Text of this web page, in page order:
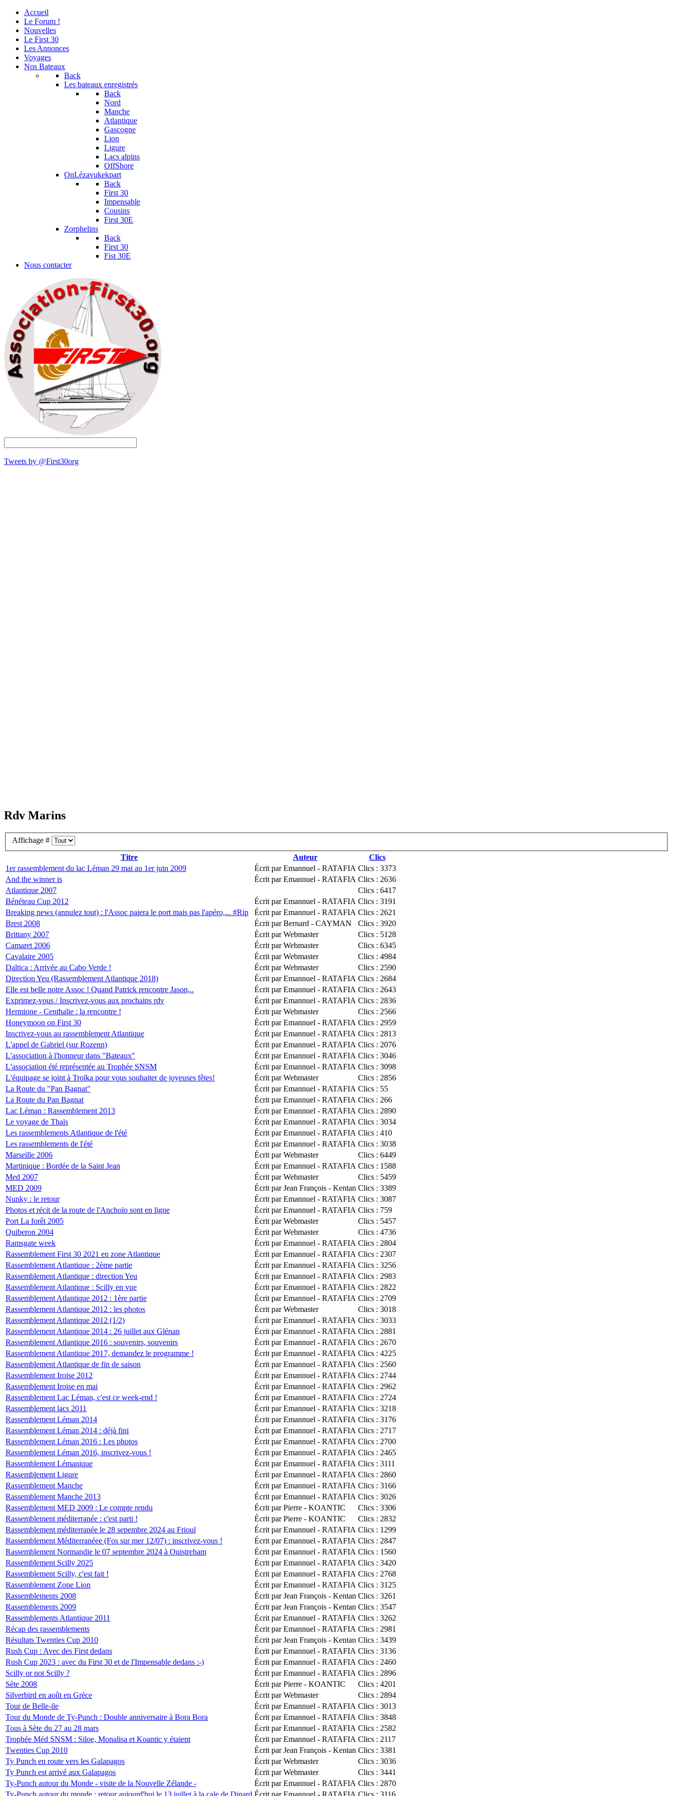
Accueil
Le Forum !
Nouvelles
Le First 30
Les Annonces
Voyages
Nos Bateaux
Back
Les bateaux enregistrés
Back
Nord
Manche
Atlantique
Gascogne
Lion
Ligure
Lacs alpins
OffShore
OnLézavukekpart
Back
First 30
Impensable
Cousins
First 30E
Zorphelins
Back
First 30
Fist 30E
Nous contacter
Tweets by @First30org
Rdv Marins
Affichage #
Titre
Auteur
Clics
1er rassemblement du lac Léman 29 mai au 1er juin 2009
Écrit par Emannuel - RATAFIA Clics : 3373
And the winner is
Écrit par Emannuel - RATAFIA Clics : 2636
Atlantique 2007
Clics : 6417
Bénéteau Cup 2012
Écrit par Emannuel - RATAFIA Clics : 3191
Breaking news (annulez tout) : l'Assoc paiera le port mais pas l'apéro,... #Rip
Écrit par Emannuel - RATAFIA Clics : 2621
Brest 2008
Écrit par Bernard - CAYMAN
Clics : 3920
Brittany 2007
Écrit par Webmaster
Clics : 5128
Camaret 2006
Écrit par Webmaster
Clics : 6345
Cavalaire 2005
Écrit par Webmaster
Clics : 4984
Daltica : Arrivée au Cabo Verde !
Écrit par Webmaster
Clics : 2590
Direction Yeu (Rassemblement Atlantique 2018)
Écrit par Emannuel - RATAFIA Clics : 2684
Elle est belle notre Assoc ! Quand Patrick rencontre Jason,..
Écrit par Emannuel - RATAFIA Clics : 2643
Exprimez-vous / Inscrivez-vous aux prochains rdv
Écrit par Emannuel - RATAFIA Clics : 2836
Hermione - Centhalie : la rencontre !
Écrit par Webmaster
Clics : 2566
Honeymoon on First 30
Écrit par Emannuel - RATAFIA Clics : 2959
Inscrivez-vous au rassemblement Atlantique
Écrit par Emannuel - RATAFIA Clics : 2813
L'appel de Gabriel (sur Rozenn)
Écrit par Emannuel - RATAFIA Clics : 2076
L'association à l'honneur dans "Bateaux"
Écrit par Emannuel - RATAFIA Clics : 3046
L'association été représentée au Trophée SNSM
Écrit par Emannuel - RATAFIA Clics : 3098
L'équipage se joint à Troïka pour vous souhaiter de joyeuses fêtes!
Écrit par Webmaster
Clics : 2856
La Route du "Pan Bagnat"
Écrit par Emannuel - RATAFIA Clics : 55
La Route du Pan Bagnat
Écrit par Emannuel - RATAFIA Clics : 266
Lac Léman : Rassemblement 2013
Écrit par Emannuel - RATAFIA Clics : 2890
Le voyage de Thaïs
Écrit par Emannuel - RATAFIA Clics : 3034
Les rassemblements Atlantique de l'été
Écrit par Emannuel - RATAFIA Clics : 410
Les rassemblements de l'été
Écrit par Emannuel - RATAFIA Clics : 3038
Marseille 2006
Écrit par Webmaster
Clics : 6449
Martinique : Bordée de la Saint Jean
Écrit par Emannuel - RATAFIA Clics : 1588
Med 2007
Écrit par Webmaster
Clics : 5459
MED 2009
Écrit par Jean François - Kentan Clics : 3389
Nunky : le retour
Écrit par Emannuel - RATAFIA Clics : 3087
Photos et récit de la route de l'Anchoïo sont en ligne
Écrit par Emannuel - RATAFIA Clics : 759
Port La forêt 2005
Écrit par Webmaster
Clics : 5457
Quiberon 2004
Écrit par Webmaster
Clics : 4736
Ramsgate week
Écrit par Emannuel - RATAFIA Clics : 2804
Rassemblement First 30 2021 en zone Atlantique
Écrit par Emannuel - RATAFIA Clics : 2307
Rassemblement Atlantique : 2ème partie
Écrit par Emannuel - RATAFIA Clics : 3256
Rassemblement Atlantique : direction Yeu
Écrit par Emannuel - RATAFIA Clics : 2983
Rassemblement Atlantique : Scilly en vue
Écrit par Emannuel - RATAFIA Clics : 2822
Rassemblement Atlantique 2012 : 1ère partie
Écrit par Emannuel - RATAFIA Clics : 2709
Rassemblement Atlantique 2012 : les photos
Écrit par Webmaster
Clics : 3018
Rassemblement Atlantique 2012 (1/2)
Écrit par Emannuel - RATAFIA Clics : 3033
Rassemblement Atlantique 2014 : 26 juillet aux Glénan
Écrit par Emannuel - RATAFIA Clics : 2881
Rassemblement Atlantique 2016 : souvenirs, souvenirs
Écrit par Emannuel - RATAFIA Clics : 2670
Rassemblement Atlantique 2017, demandez le programme !
Écrit par Emannuel - RATAFIA Clics : 4225
Rassemblement Atlantique de fin de saison
Écrit par Emannuel - RATAFIA Clics : 2560
Rassemblement Iroise 2012
Écrit par Emannuel - RATAFIA Clics : 2744
Rassemblement Iroise en mai
Écrit par Emannuel - RATAFIA Clics : 2962
Rassemblement Lac Léman, c'est ce week-end !
Écrit par Emannuel - RATAFIA Clics : 2724
Rassemblement lacs 2011
Écrit par Emannuel - RATAFIA Clics : 3218
Rassemblement Léman 2014
Écrit par Emannuel - RATAFIA Clics : 3176
Rassemblement Léman 2014 : déjà fini
Écrit par Emannuel - RATAFIA Clics : 2717
Rassemblement Léman 2016 : Les photos
Écrit par Emannuel - RATAFIA Clics : 2700
Rassemblement Léman 2016, inscrivez-vous !
Écrit par Emannuel - RATAFIA Clics : 2465
Rassemblement Lémanique
Écrit par Emannuel - RATAFIA Clics : 3111
Rassemblement Ligure
Écrit par Emannuel - RATAFIA Clics : 2860
Rassemblement Manche
Écrit par Emannuel - RATAFIA Clics : 3166
Rassemblement Manche 2013
Écrit par Emannuel - RATAFIA Clics : 3026
Rassemblement MED 2009 : Le compte rendu
Écrit par Pierre - KOANTIC
Clics : 3306
Rassemblement méditerranée : c'est parti !
Écrit par Pierre - KOANTIC
Clics : 2832
Rassemblement méditerranée le 28 sepembre 2024 au Frioul
Écrit par Emannuel - RATAFIA Clics : 1299
Rassemblement Méditerranéee (Fos sur mer 12/07) : inscrivez-vous !
Écrit par Emannuel - RATAFIA Clics : 2847
Rassemblement Normandie le 07 septembre 2024 à Ouistreham
Écrit par Emannuel - RATAFIA Clics : 1560
Rassemblement Scilly 2025
Écrit par Emannuel - RATAFIA Clics : 3420
Rassemblement Scilly, c'est fait !
Écrit par Emannuel - RATAFIA Clics : 2768
Rassemblement Zone Lion
Écrit par Emannuel - RATAFIA Clics : 3125
Rassemblements 2008
Écrit par Jean François - Kentan Clics : 3261
Rassemblements 2009
Écrit par Jean François - Kentan Clics : 3547
Rassemblements Atlantique 2011
Écrit par Emannuel - RATAFIA Clics : 3262
Récap des rassemblements
Écrit par Emannuel - RATAFIA Clics : 2981
Résultats Twenties Cup 2010
Écrit par Jean François - Kentan Clics : 3439
Rush Cup : Avec des First dedans
Écrit par Emannuel - RATAFIA Clics : 3136
Rush Cup 2023 : avec du First 30 et de l'Impensable dedans :-)
Écrit par Emannuel - RATAFIA Clics : 2460
Scilly or not Scilly ?
Écrit par Emannuel - RATAFIA Clics : 2896
Sète 2008
Écrit par Pierre - KOANTIC
Clics : 4201
Silverbird en août en Grèce
Écrit par Webmaster
Clics : 2894
Tour de Belle-ile
Écrit par Emannuel - RATAFIA Clics : 3013
Tour du Monde de Ty-Punch : Double anniversaire à Bora Bora
Écrit par Emannuel - RATAFIA Clics : 3848
Tous à Sète du 27 au 28 mars
Écrit par Emannuel - RATAFIA Clics : 2582
Trophée Méd SNSM : Siloe, Monalisa et Koantic y étaient
Écrit par Emannuel - RATAFIA Clics : 2117
Twenties Cup 2010
Écrit par Jean François - Kentan Clics : 3381
Ty Punch en route vers les Galapagos
Écrit par Webmaster
Clics : 3036
Ty Punch est arrivé aux Galapagos
Écrit par Webmaster
Clics : 3441
Ty-Punch autour du Monde - visite de la Nouvelle Zélande -
Écrit par Emannuel - RATAFIA Clics : 2870